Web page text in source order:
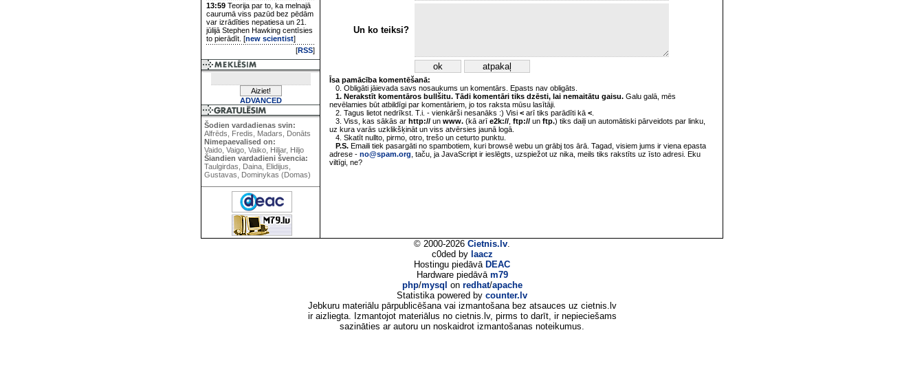
13:59 Teorija par to, ka melnajā
caurumā viss pazūd bez pēdām
var izrādīties nepatiesa un 21.
jūlijā Stephen Hawking centīsies
to pierādīt. [new scientist]
[RSS]
ADVANCED
Šodien vardadienas svin:
Alfrēds, Fredis, Madars, Donāts
Nimepaevalised on:
Vaido, Vaigo, Vaiko, Hiljar, Hiljo
Šiandien vardadieni švencia:
Taulgirdas, Daina, Elidijus,
Gustavas, Dominykas (Domas)
Un ko teiksi?
Īsa pamācība komentēšanā:
0. Obligāti jāievada savs nosaukums un komentārs. Epasts nav obligāts.
1. Nerakstīt komentāros bullšitu. Tādi komentāri tiks dzēsti, lai nemaitātu gaisu. Galu galā, mēs
nevēlamies būt atbildīgi par komentāriem, jo tos raksta mūsu lasītāji.
2. Tagus lietot nedrīkst. T.i. - vienkārši nesanāks :) Visi < arī tiks parādīti kā <
3. Viss, kas sākās ar http:// un www. (kā arī e2k:// ftp:// un ftp.) tiks daiļi un automātiski pārveidots par linku,
uz kura varās uzklikšķināt un viss atvērsies jaunā logā.
4. Skatīt nullto, pirmo, otro, trešo un ceturto punktu.
P.S. Emaili tiek pasargāti no spambotiem, kuri browsē webu un grābj tos ārā. Tagad, visiem jums ir viena epasta
adrese - no@spam.org , taču, ja JavaScript ir ieslēgts, uzspiežot uz nika, meils tiks rakstīts uz īsto adresi. Eku
viltīgi, ne?
© 2000-2026 Cietnis.lv.
c0ded by laacz
Hostingu piedāvā DEAC
Hardware piedāvā m79
php/mysql on redhat/apache
Statistika powered by counter.lv
Jebkuru materiālu pārpublicēšana vai izmantošana bez atsauces uz cietnis.lv
ir aizliegta. Izmantojot materiālus no cietnis.lv, pirms to darīt, ir nepieciešams
sazināties ar autoru un noskaidrot izmantošanas noteikumus.